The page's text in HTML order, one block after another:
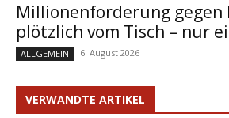
Millionenforderung gegen
plötzlich vom Tisch – nur
ALLGEMEIN 6. August 2026
VERWANDTE ARTIKEL